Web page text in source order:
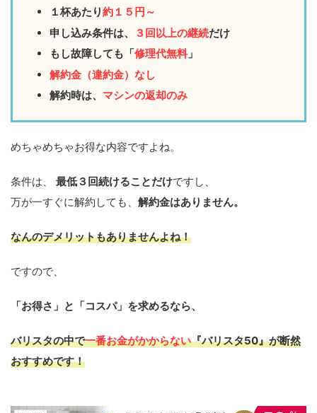
１杯あたり約１５円～
申し込み条件は、
３回以上の継続だけ
もし故障しても「修理代無料 」
解約金（違約金）なし
解約時は、 マシンの返却のみ
めちゃめちゃお得な内容ですよね。
条件は、 最低３回続けることだけですし、
万が一すぐに解約しても、 解約金はありません。
なんのデメリットもありませんよね！
ですので、
「お得さ」と「コスパ」を求めるなら、
バリスタの中で一番お金がかからない『バリスタ50』が断然
おすすめです！